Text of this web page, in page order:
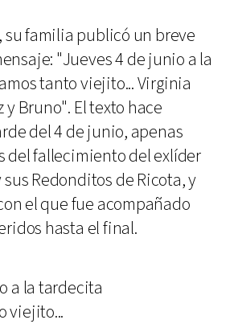
su familia publicó un breve
"Jueves 4 de junio a la
tanto viejito... Virginia
y Bruno". El texto hace
del 4 de junio, apenas
del fallecimiento del exlíder
Redonditos de Ricota, y
el que fue acompañado
hasta el final.
a la tardecita
viejito...